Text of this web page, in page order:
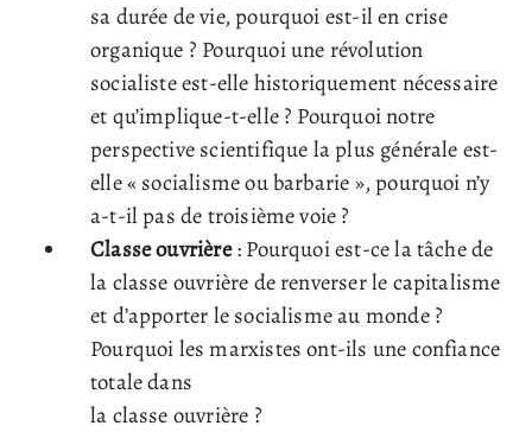
sa durée de vie, pourquoi est-il en crise
organique ? Pourquoi une révolution
socialiste est-elle historiquement nécessaire
et qu’implique-t-elle ? Pourquoi notre
perspective scientifique la plus générale est-
elle « socialisme ou barbarie », pourquoi n’y
a-t-il pas de troisième voie ?
Classe ouvrière: Pourquoi est-ce la tâche de
la classe ouvrière de renverser le capitalisme
et d’apporter le socialisme au monde ?
Pourquoi les marxistes ont-ils une confiance
totale dans
la classe ouvrière ?